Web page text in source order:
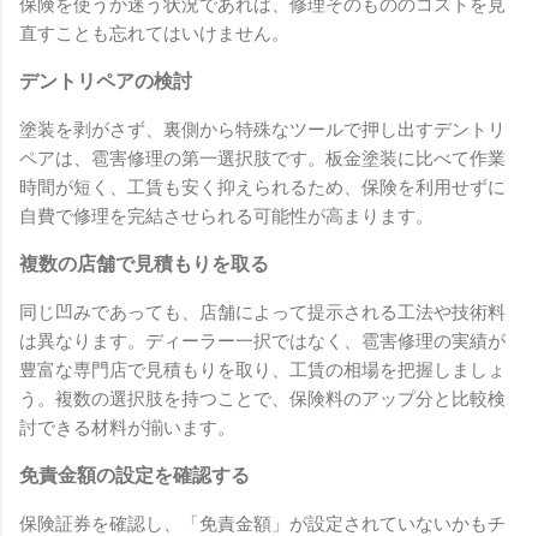
保険を使うか迷う状況であれば、修理そのもののコストを見
直すことも忘れてはいけません。
デントリペアの検討
塗装を剥がさず、裏側から特殊なツールで押し出すデントリ
ペアは、雹害修理の第一選択肢です。板金塗装に比べて作業
時間が短く、工賃も安く抑えられるため、保険を利用せずに
自費で修理を完結させられる可能性が高まります。
複数の店舗で見積もりを取る
同じ凹みであっても、店舗によって提示される工法や技術料
は異なります。ディーラー一択ではなく、雹害修理の実績が
豊富な専門店で見積もりを取り、工賃の相場を把握しましょ
う。複数の選択肢を持つことで、保険料のアップ分と比較検
討できる材料が揃います。
免責金額の設定を確認する
保険証券を確認し、「免責金額」が設定されていないかもチ